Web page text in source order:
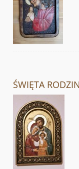
ŚWIĘTA